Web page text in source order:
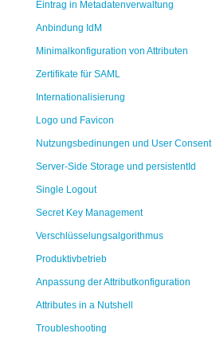
Eintrag in Metadatenverwaltung
Anbindung IdM
Minimalkonfiguration von Attributen
Zertifikate für SAML
Internationalisierung
Logo und Favicon
Nutzungsbedinungen und User Consent
Server-Side Storage und persistentId
Single Logout
Secret Key Management
Verschlüsselungsalgorithmus
Produktivbetrieb
Anpassung der Attributkonfiguration
Attributes in a Nutshell
Troubleshooting